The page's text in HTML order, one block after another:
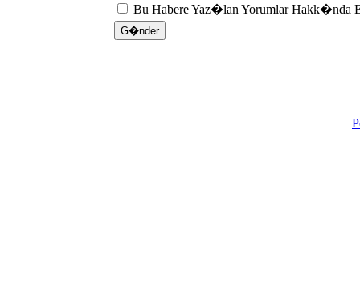
Bu Habere Yaz�lan Yorumlar